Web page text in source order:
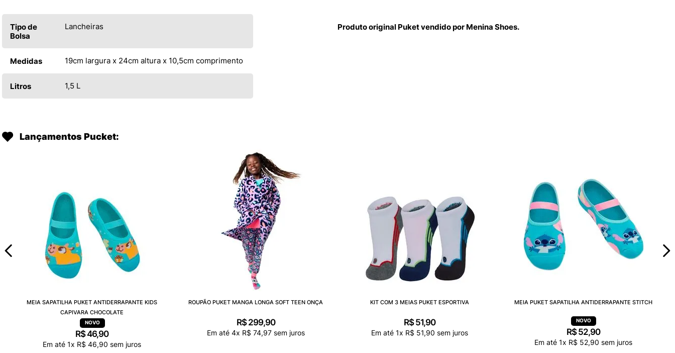
Tipo de
Bolsa
Lancheiras
Medidas 19cm largura x 24cm altura x 10,5cm comprimento
Litros 1,5 L
Produto original Puket vendido por Menina Shoes.
Lançamentos Pucket:
MEIA SAPATILHA PUKET ANTIDERRAPANTE KIDS
CAPIVARA CHOCOLATE
R$46,90
Em até 1x R$ 46,90 sem juros
ROUPÃO PUKET MANGA LONGA SOFT TEEN ONÇA
R$ 299,90
Em até 4x R$ 74,97sem juros
KIT COM 3 MEIAS PUKET ESPORTIVA
R$ 51,90
Em até 1x R$ 51,90 sem juros
MEIA PUKET SAPATILHA ANTIDERRAPANTE STITCH
R$ 52,90
Em até 1x R$ 52,90 sem juros